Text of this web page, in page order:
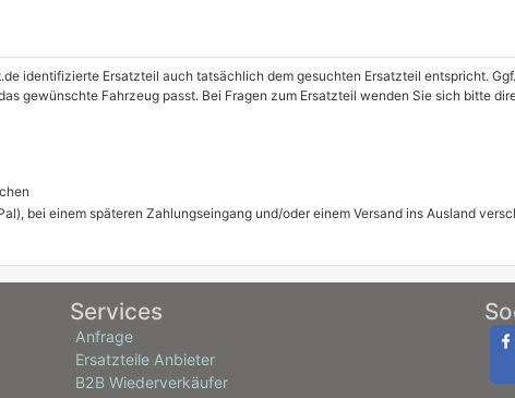
identifizierte Ersatzteil auch tatsächlich dem gesuchten Ersatzteil entspricht.
gewünschte Fahrzeug passt. Bei Fragen zum Ersatzteil wenden Sie sich bitte
bei einem späteren Zahlungseingang und/oder einem Versand ins Ausland
Services
Anfrage
Ersatzteile Anbieter
B2B Wiederverkäufer